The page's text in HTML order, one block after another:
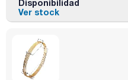
Disponibilidad
Ver stock